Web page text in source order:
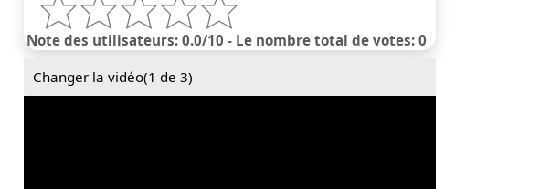
Note des utilisateurs: 0.0/10 - Le nombre total de votes: 0
Changer la vidéo(1 de 3)